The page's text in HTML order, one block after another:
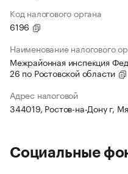
Код налогового органа
6196
Наименование налогового
Межрайонная инспекция
26 по Ростовской области
Адрес налоговой
344019, Ростов-на-Дону г,
Социальные